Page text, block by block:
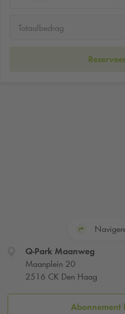
Totaalbedrag
Q-ParkMaanweg
Maanplein 20
2516 CK Den Haag
Abonnement